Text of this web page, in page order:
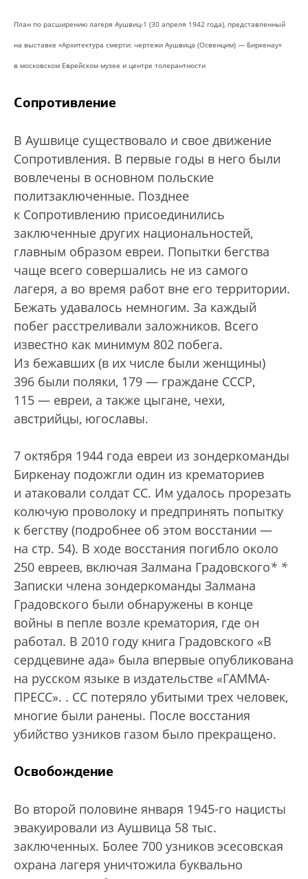
План по расширению лагеря Аушвиц-1 (30 апреля 1942 года), представленный
на выставке «Архитектура смерти: чертежи Аушвица (Освенцим) — Биркенау»
в московском Еврейском музее и центре толерантности
Сопротивление
В Аушвице существовало и свое движение
Сопротивления. В первые годы в него были
вовлечены в основном польские
политзаключенные. Позднее
к Сопротивлению присоединились
заключенные других национальностей,
главным образом евреи. Попытки бегства
чаще всего совершались не из самого
лагеря, а во время работ вне его территории.
Бежать удавалось немногим. За каждый
побег расстреливали заложников. Всего
известно как минимум 802 побега.
Из бежавших (в их числе были женщины)
396 были поляки, 179 — граждане СССР,
115 — евреи, а также цыгане, чехи,
австрийцы, югославы.
7 октября 1944 года евреи из зондеркоманды
Биркенау подожгли один из крематориев
и атаковали солдат СС. Им удалось прорезать
колючую проволоку и предпринять попытку
к бегству (подробнее об этом восстании —
на стр. 54). В ходе восстания погибло около
250 евреев, включая Залмана Градовского* *
Записки члена зондеркоманды Залмана
Градовского были обнаружены в конце
войны в пепле возле крематория, где он
работал. В 2010 году книга Градовского «В
сердцевине ада» была впервые опубликована
на русском языке в издательстве «ГАММА-
ПРЕСС». . СС потеряло убитыми трех человек,
многие были ранены. После восстания
убийство узников газом было прекращено.
Освобождение
Во второй половине января 1945-го нацисты
эвакуировали из Аушвица 58 тыс.
заключенных. Более 700 узников эсесовская
охрана лагеря уничтожила буквально